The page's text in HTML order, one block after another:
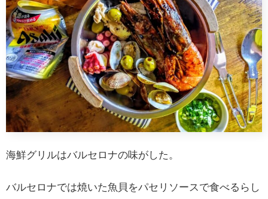
海鮮グリルはバルセロナの味がした。
バルセロナでは焼いた魚貝をパセリソースで食べるらし